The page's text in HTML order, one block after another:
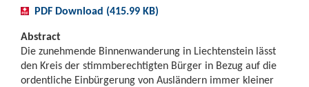
PDF Download (415.99 KB)
Abstract
Die zunehmende Binnenwanderung in Liechtenstein lässt
den Kreis der stimmberechtigten Bürger in Bezug auf die
ordentliche Einbürgerung von Ausländern immer kleiner